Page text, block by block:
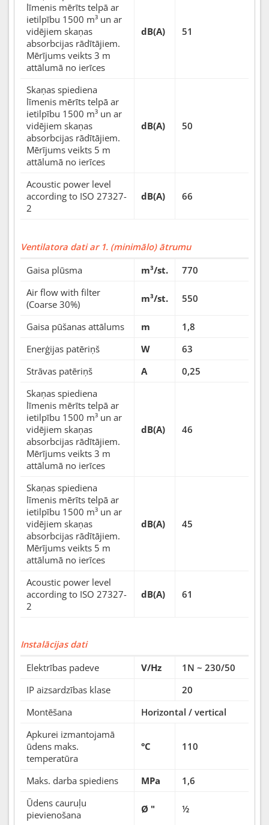
līmenis mērīts telpā ar
ietilpību 1500 m³ un ar
vidējiem skaņas
absorbcijas rādītājiem.
Mērījums veikts 3 m
attālumā no ierīces
dB(A) 51
Skaņas spiediena
līmenis mērīts telpā ar
ietilpību 1500 m³ un ar
vidējiem skaņas
absorbcijas rādītājiem.
Mērījums veikts 5 m
attālumā no ierīces
dB(A) 50
Acoustic power level
according to ISO 27327-
2
dB(A) 66
Ventilatora dati ar 1. (minimālo) ātrumu
Gaisa plūsma
m³/st.
770
Air flow with filter
(Coarse 30%)
m³/st. 550
Gaisa pūšanas attālums m
1,8
Enerģijas patēriņš
W
63
Strāvas patēriņš
A
0,25
Skaņas spiediena
līmenis mērīts telpā ar
ietilpību 1500 m³ un ar
vidējiem skaņas
absorbcijas rādītājiem.
Mērījums veikts 3 m
attālumā no ierīces
dB(A) 46
Skaņas spiediena
līmenis mērīts telpā ar
ietilpību 1500 m³ un ar
vidējiem skaņas
absorbcijas rādītājiem.
Mērījums veikts 5 m
attālumā no ierīces
dB(A) 45
Acoustic power level
according to ISO 27327-
2
dB(A) 61
Instalācijas dati
Elektrības padeve
V/Hz
1N ~ 230/50
IP aizsardzības klase
20
Montēšana
Horizontal / vertical
Apkurei izmantojamā
ūdens maks.
temperatūra
°C 110
Maks. darba spiediens MPa
1,6
Ūdens cauruļu
pievienošana
Ø " ½